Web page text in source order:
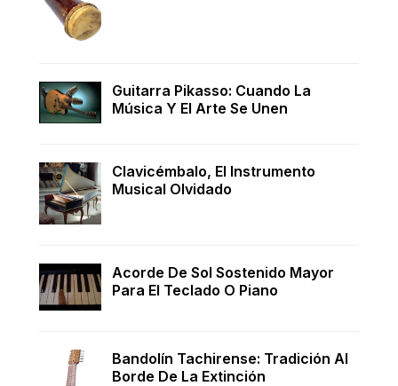
Guitarra Pikasso: Cuando La
Música Y El Arte Se Unen
Clavicémbalo, El Instrumento
Musical Olvidado
Acorde De Sol Sostenido Mayor
Para El Teclado O Piano
Bandolín Tachirense: Tradición Al
Borde De La Extinción